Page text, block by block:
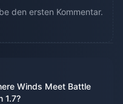
den ersten Kommentar.
Winds Meet Battle
1.7?